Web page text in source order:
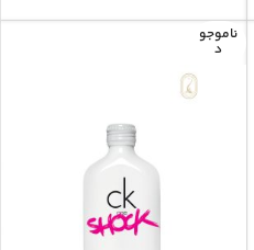
ناموجو
د